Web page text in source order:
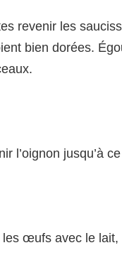
revenir les
bien dorées.
l’oignon jusqu’à
œufs avec le